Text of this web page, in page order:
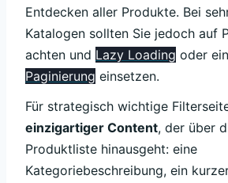
Entdecken aller Produkte. Bei
Katalogen sollten Sie jedoch auf
achten und Lazy Loading oder
Paginierung einsetzen.
Für strategisch wichtige
einzigartiger Content, der über
Produktliste hinausgeht: eine
Kategoriebeschreibung, ein